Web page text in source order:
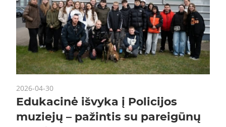
2026-04-30
Edukacinė išvyka į Policijos
muziejų – pažintis su pareigūnų